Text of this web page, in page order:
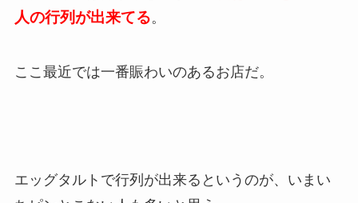
人の行列が出来てる。
ここ最近では一番賑わいのあるお店だ。
エッグタルトで行列が出来るというのが、いまい